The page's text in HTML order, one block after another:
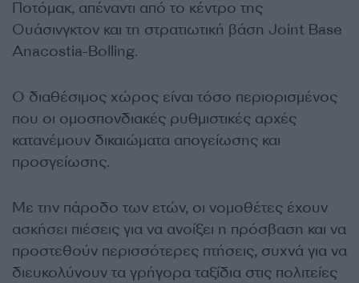
Ποτόμακ, απέναντι από το κέντρο της
Ουάσινγκτον και τη στρατιωτική βάση Joint Base
Anacostia-Bolling.
Ο διαθέσιμος χώρος είναι τόσο περιορισμένος
που οι ομοσπονδιακές ρυθμιστικές αρχές
κατανέμουν δικαιώματα απογείωσης και
προσγείωσης.
Με την πάροδο των ετών, οι νομοθέτες έχουν
ασκήσει πιέσεις για να ανοίξει η πρόσβαση και να
προστεθούν περισσότερες πτήσεις, συχνά για να
διευκολύνουν τα γρήγορα ταξίδια στις πολιτείες